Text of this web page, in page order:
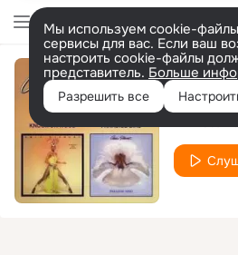
Мы используем cookie-
сервисы для вас. Если ваш
настроить cookie-файлы
представитель. Больше
Разрешить все